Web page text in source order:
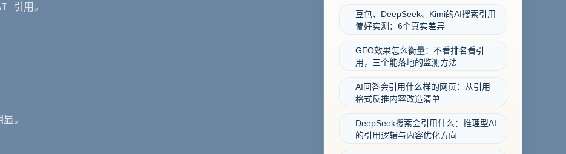
引用。
。
豆包、DeepSeek、Kimi的AI搜索引用
偏好实测：6个真实差异
GEO效果怎么衡量：不看排名看引
用，三个能落地的监测方法
AI回答会引用什么样的网页：从引用
格式反推内容改造清单
DeepSeek搜索会引用什么：推理型AI
的引用逻辑与内容优化方向